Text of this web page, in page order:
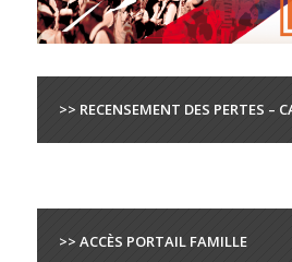
>> RECENSEMENT DES PERTES –
>> ACCÈS PORTAIL FAMILLE